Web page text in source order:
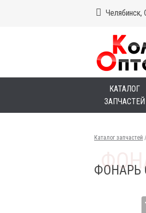
Челябинск,
КАТАЛОГ
ЗАПЧАСТЕЙ
Каталог запчастей /
ФОНАРЬ